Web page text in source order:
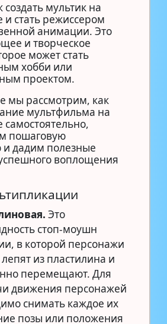
создать мультик на
стать режиссером
анимации. Это
и творческое
может стать
хобби или
проектом.
мы рассмотрим, как
мультфильма на
пошаговую
и дадим полезные
воплощения
Это
стоп-моушн
в которой персонажи
из пластилина и
перемещают. Для
движения персонажей
снимать каждое их
позы или положения